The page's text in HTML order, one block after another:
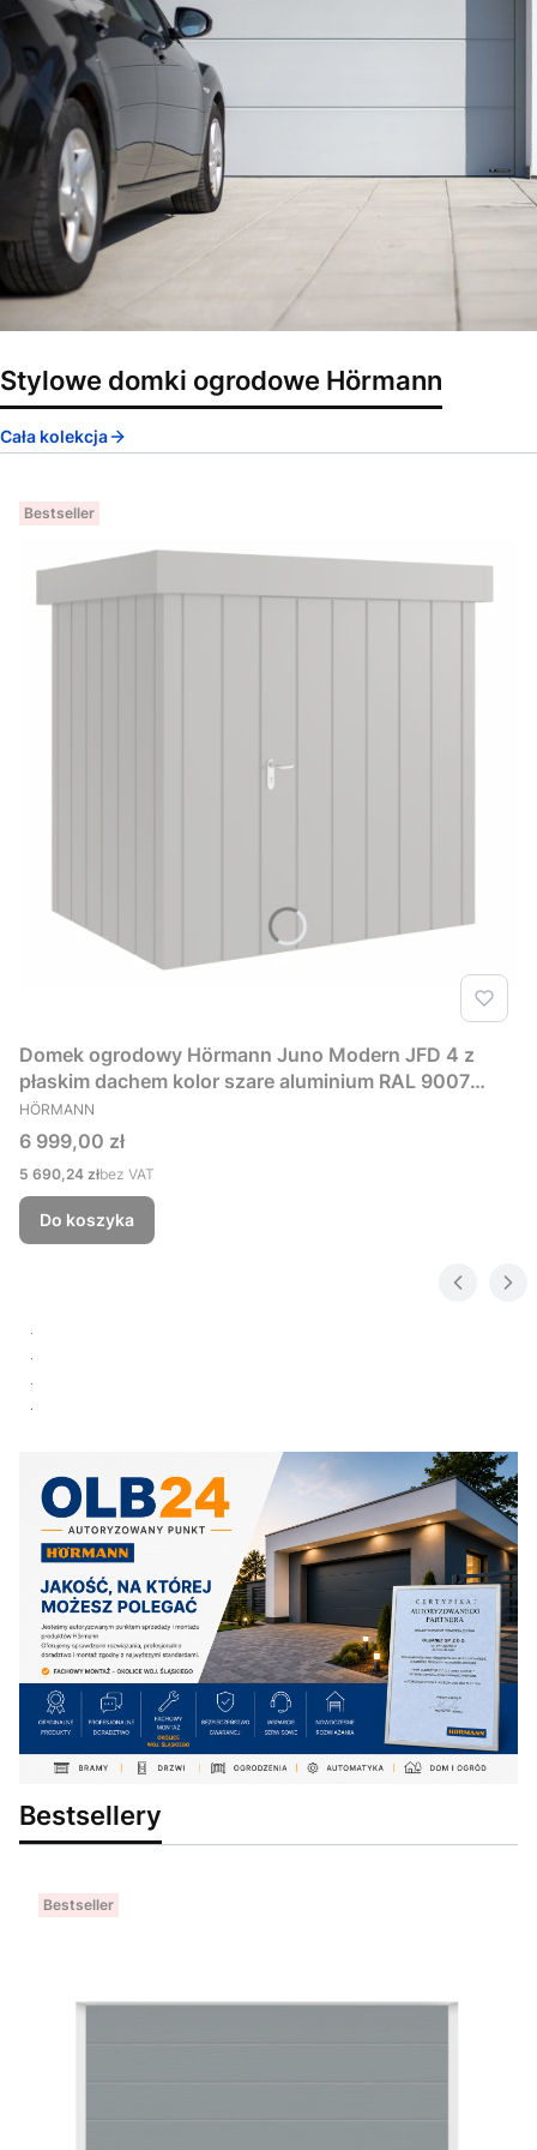
Stylowe domki ogrodowe Hörmann
Cała kolekcja
Bestseller
Domek ogrodowy Hörmann Juno Modern JFD 4 z
płaskim dachem kolor szare aluminium RAL 9007
229x181 cm
PRODUCENT
HÖRMANN
Cena
6 999,00 zł
Cena
5 690,24 złbez VAT
Do koszyka
Bestsellery
Bestseller